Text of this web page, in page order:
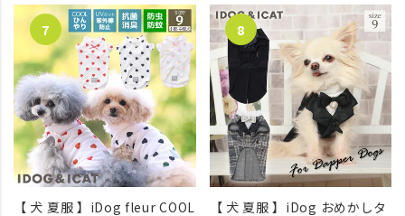
【 犬 夏服 】iDog fleur COOL
【 犬 夏服 】iDog おめかしタ